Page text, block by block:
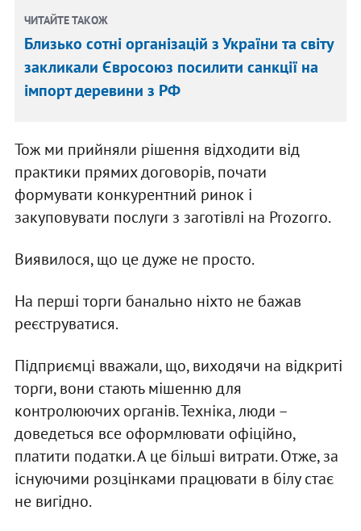
ЧИТАЙТЕ ТАКОЖ
Близько сотні організацій з України та світу
закликали Євросоюз посилити санкції на
імпорт деревини з РФ
Тож ми прийняли рішення відходити від
практики прямих договорів, почати
формувати конкурентний ринок і
закуповувати послуги з заготівлі на Prozorro.
Виявилося, що це дуже не просто.
На перші торги банально ніхто не бажав
реєструватися.
Підприємці вважали, що, виходячи на відкриті
торги, вони стають мішенню для
контролюючих органів. Техніка, люди –
доведеться все оформлювати офіційно,
платити податки. А це більші витрати. Отже, за
існуючими розцінками працювати в білу стає
не вигідно.